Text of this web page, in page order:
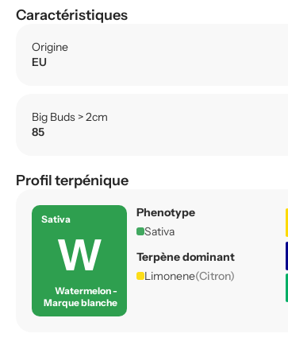
Caractéristiques
Origine
EU
Big Buds > 2cm
85
Profil terpénique
Sativa
W
Watermelon -
Marque blanche
Phenotype
Sativa
Terpène dominant
Limonene(Citron)